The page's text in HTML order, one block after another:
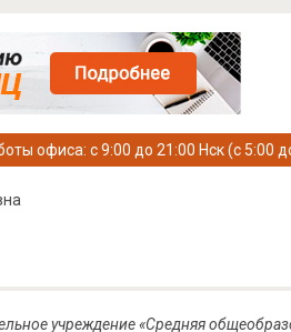
офиса: с 9:00 до 21:00 Нск (с 5:00
учреждение «Средняя